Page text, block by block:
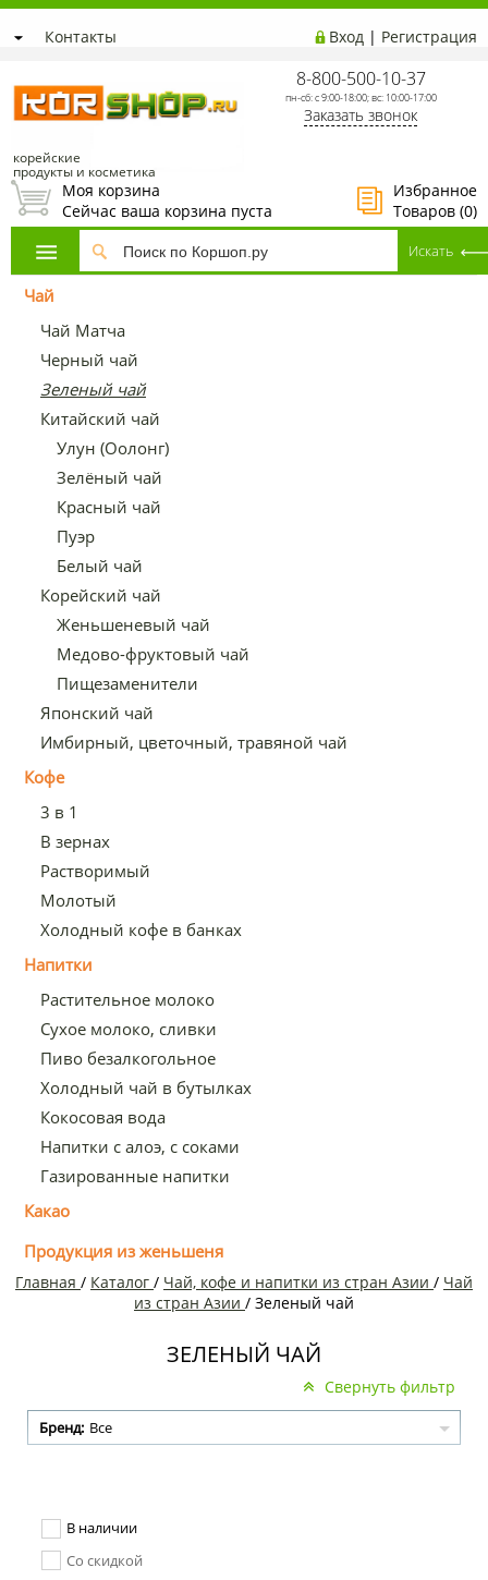
Контакты Вход | Регистрация
корейские
продукты и косметика
8-800-500-10-37
пн-сб: с 9:00-18:00; вс: 10:00-17:00
Заказать звонок
Избранное
Товаров (0)
Моя корзина
Сейчас ваша корзина пуста
Чай
Чай Матча
Черный чай
Зеленый чай
Китайский чай
Улун (Оолонг)
Зелёный чай
Красный чай
Пуэр
Белый чай
Корейский чай
Женьшеневый чай
Медово-фруктовый чай
Пищезаменители
Японский чай
Имбирный, цветочный, травяной чай
Кофе
3 в 1
В зернах
Растворимый
Молотый
Холодный кофе в банках
Напитки
Растительное молоко
Сухое молоко, сливки
Пиво безалкогольное
Холодный чай в бутылках
Кокосовая вода
Напитки с алоэ, с соками
Газированные напитки
Какао
Продукция из женьшеня
Главная / Каталог / Чай, кофе и напитки из стран Азии / Чай
из стран Азии / Зеленый чай
ЗЕЛЕНЫЙ ЧАЙ
Свернуть фильтр
Бренд: Все
В наличии
Со скидкой